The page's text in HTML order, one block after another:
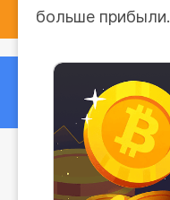
больше прибыли.